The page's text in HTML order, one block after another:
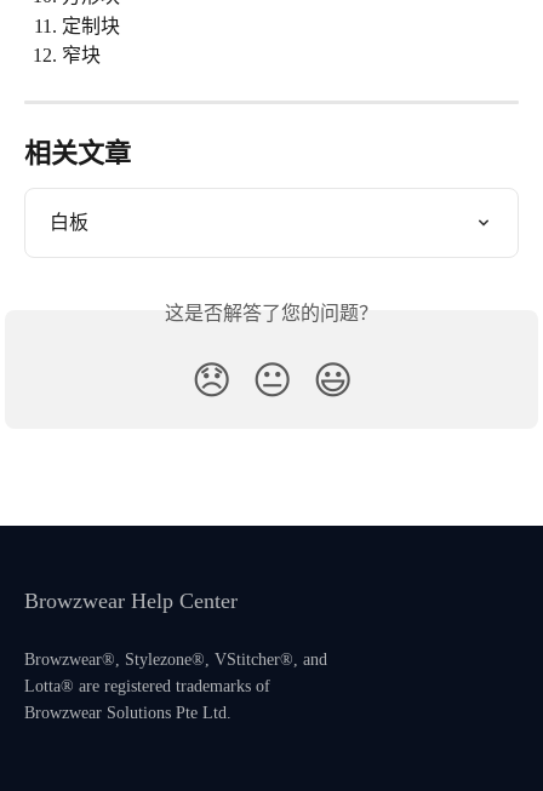
定制块
窄块
相关文章
白板
这是否解答了您的问题？
😞 😐 😃
Browzwear Help Center
Browzwear®, Stylezone®, VStitcher®, and
Lotta® are registered trademarks of
Browzwear Solutions Pte Ltd.